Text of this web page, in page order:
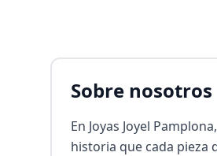
Sobre nosotros
En Joyas Joyel
historia que cada pieza